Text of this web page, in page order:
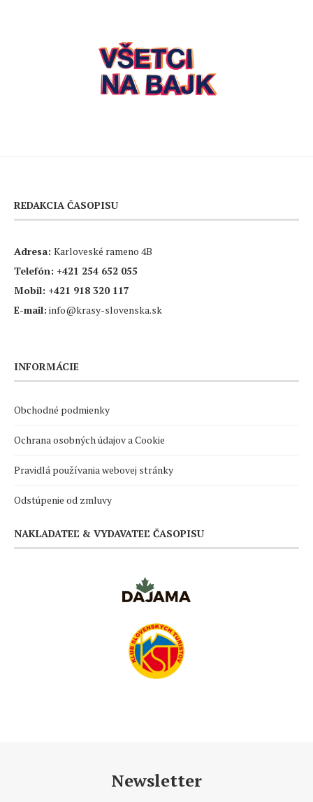
REDAKCIA ČASOPISU
Adresa: Karloveské rameno 4B
Telefón: +421 254 652 055
Mobil: +421 918 320 117
E-mail: info@krasy-slovenska.sk
INFORMÁCIE
Obchodné podmienky
Ochrana osobných údajov a Cookie
Pravidlá používania webovej stránky
Odstúpenie od zmluvy
NAKLADATEĽ & VYDAVATEĽ ČASOPISU
Newsletter